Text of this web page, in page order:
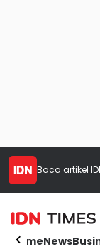
Baca artikel
HomeNews